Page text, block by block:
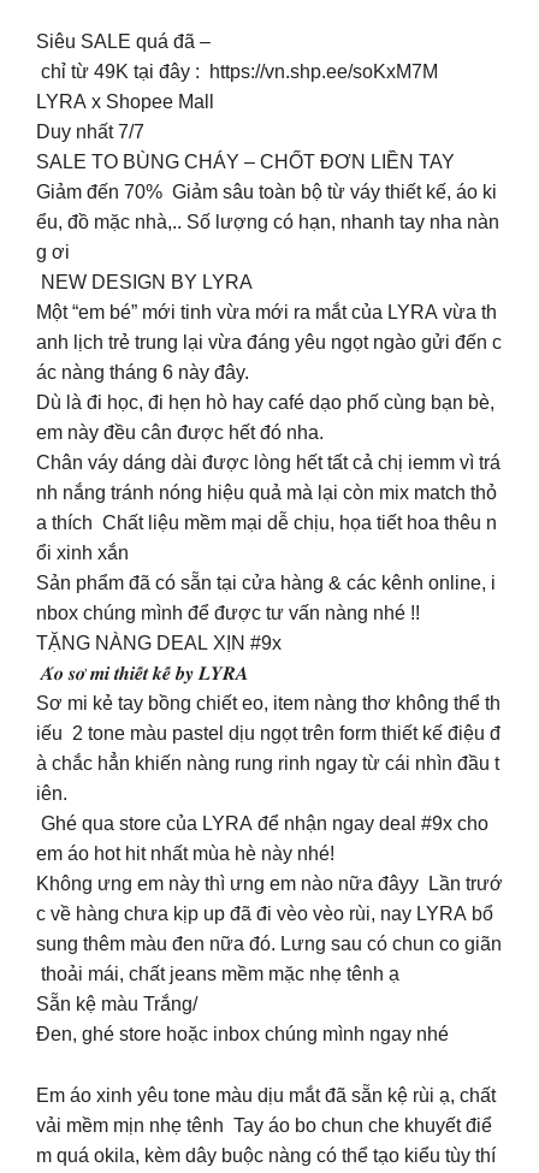
Siêu SALE quá đã –
chỉ từ 49K tại đây : https://vn.shp.ee/soKxM7M
LYRA x Shopee Mall
Duy nhất 7/7
SALE TO BÙNG CHÁY – CHỐT ĐƠN LIỀN TAY
Giảm đến 70% Giảm sâu toàn bộ từ váy thiết kế, áo ki
ểu, đồ mặc nhà,.. Số lượng có hạn, nhanh tay nha nàn
g ơi
NEW DESIGN BY LYRA
Một “em bé” mới tinh vừa mới ra mắt của LYRA vừa th
anh lịch trẻ trung lại vừa đáng yêu ngọt ngào gửi đến c
ác nàng tháng 6 này đây.
Dù là đi học, đi hẹn hò hay café dạo phố cùng bạn bè,
em này đều cân được hết đó nha.
Chân váy dáng dài được lòng hết tất cả chị iemm vì trá
nh nắng tránh nóng hiệu quả mà lại còn mix match thỏ
a thích Chất liệu mềm mại dễ chịu, họa tiết hoa thêu n
ổi xinh xắn
Sản phẩm đã có sẵn tại cửa hàng & các kênh online, i
nbox chúng mình để được tư vấn nàng nhé !!
TẶNG NÀNG DEAL XỊN #9x
𝑨́𝒐 𝒔𝒐̛ 𝒎𝒊 𝒕𝒉𝒊𝒆̂́𝒕 𝒌𝒆̂́ 𝒃𝒚 𝑳𝒀𝑹𝑨
Sơ mi kẻ tay bồng chiết eo, item nàng thơ không thể th
iếu 2 tone màu pastel dịu ngọt trên form thiết kế điệu đ
à chắc hẳn khiến nàng rung rinh ngay từ cái nhìn đầu t
iên.
Ghé qua store của LYRA để nhận ngay deal #9x cho
em áo hot hit nhất mùa hè này nhé!
Không ưng em này thì ưng em nào nữa đâyy Lần trướ
c về hàng chưa kịp up đã đi vèo vèo rùi, nay LYRA bổ
sung thêm màu đen nữa đó. Lưng sau có chun co giãn
thoải mái, chất jeans mềm mặc nhẹ tênh ạ
Sẵn kệ màu Trắng/
Đen, ghé store hoặc inbox chúng mình ngay nhé
Em áo xinh yêu tone màu dịu mắt đã sẵn kệ rùi ạ, chất
vải mềm mịn nhẹ tênh Tay áo bo chun che khuyết điể
m quá okila, kèm dây buộc nàng có thể tạo kiểu tùy thí